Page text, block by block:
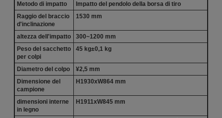
Metodo di impatto
Impatto del pendolo della borsa di tiro
Raggio del braccio
d'inclinazione
1530 mm
altezza dell'impatto
300~1200 mm
Peso del sacchetto
per colpi
45 kg±0,1 kg
Diametro del colpo
¥2,5 mm
Dimensione del
campione
H1930xW864 mm
dimensioni interne
in legno
H1911xW845 mm